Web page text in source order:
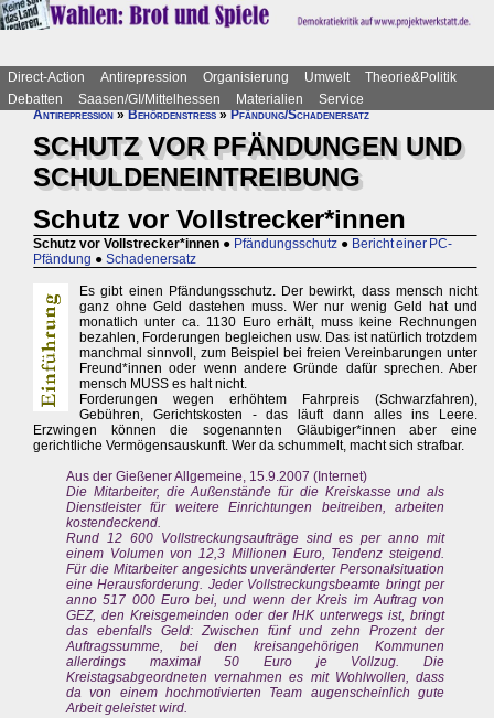
Direct-Action Antirepression Organisierung Umwelt
Theorie&Politik
Debatten
Saasen/GI/Mittelhessen Materialien
Service
Antirepression»Behördenstress»Pfändung/Schadenersatz
SCHUTZ VOR PFÄNDUNGEN UND
SCHULDENEINTREIBUNG
Schutz vor Vollstrecker*innen
Schutz vor Vollstrecker*innen ● Pfändungsschutz ● Bericht einer PC-
Pfändung ● Schadenersatz
Es gibt einen Pfändungsschutz. Der bewirkt, dass mensch nicht
ganz ohne Geld dastehen muss. Wer nur wenig Geld hat und
monatlich unter ca. 1130 Euro erhält, muss keine Rechnungen
bezahlen, Forderungen begleichen usw. Das ist natürlich trotzdem
manchmal sinnvoll, zum Beispiel bei freien Vereinbarungen unter
Freund*innen oder wenn andere Gründe dafür sprechen. Aber
mensch MUSS es halt nicht.
Forderungen wegen erhöhtem Fahrpreis (Schwarzfahren),
Gebühren, Gerichtskosten - das läuft dann alles ins Leere.
Erzwingen können die sogenannten Gläubiger*innen aber eine
gerichtliche Vermögensauskunft. Wer da schummelt, macht sich strafbar.
Aus der Gießener Allgemeine, 15.9.2007 (Internet)
Die Mitarbeiter, die Außenstände für die Kreiskasse und als
Dienstleister für weitere Einrichtungen beitreiben, arbeiten
kostendeckend.
Rund 12 600 Vollstreckungsaufträge sind es per anno mit
einem Volumen von 12,3 Millionen Euro, Tendenz steigend.
Für die Mitarbeiter angesichts unveränderter Personalsituation
eine Herausforderung. Jeder Vollstreckungsbeamte bringt per
anno 517 000 Euro bei, und wenn der Kreis im Auftrag von
GEZ, den Kreisgemeinden oder der IHK unterwegs ist, bringt
das ebenfalls Geld: Zwischen fünf und zehn Prozent der
Auftragssumme, bei den kreisangehörigen Kommunen
allerdings maximal 50 Euro je Vollzug. Die
Kreistagsabgeordneten vernahmen es mit Wohlwollen, dass
da von einem hochmotivierten Team augenscheinlich gute
Arbeit geleistet wird.